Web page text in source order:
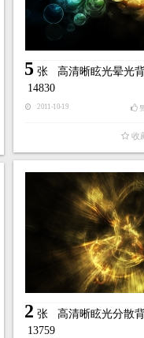
5张 高清晰眩光晕光
14830
2011-10-19
收
2 张 高清晰眩光分散
13759